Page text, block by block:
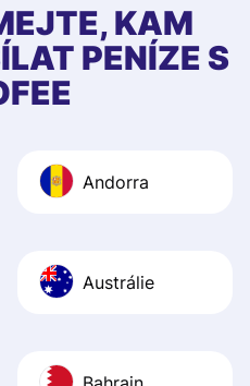
first started
app, and they
quick to provide
Recommend it!
KAM
PENÍZE S
Andorra
Austrálie